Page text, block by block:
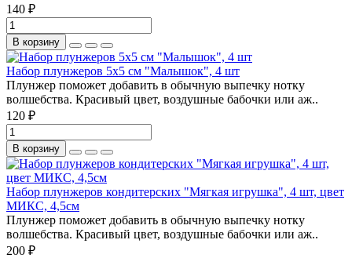
140 ₽
В корзину
Набор плунжеров 5х5 см "Малышок", 4 шт
Плунжер поможет добавить в обычную выпечку нотку
волшебства. Красивый цвет, воздушные бабочки или аж..
120 ₽
В корзину
Набор плунжеров кондитерских "Мягкая игрушка", 4 шт, цвет
МИКС, 4,5см
Плунжер поможет добавить в обычную выпечку нотку
волшебства. Красивый цвет, воздушные бабочки или аж..
200 ₽